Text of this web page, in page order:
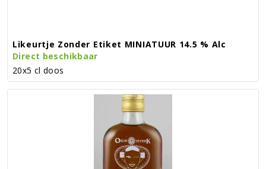
Likeurtje Zonder Etiket MINIATUUR 14.5 % Alc
Direct beschikbaar
20x5 cl doos